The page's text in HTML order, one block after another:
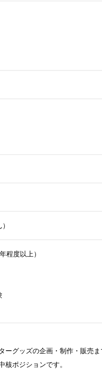
程度以上）
グッズの企画・制作・販売ま
ポジションです。